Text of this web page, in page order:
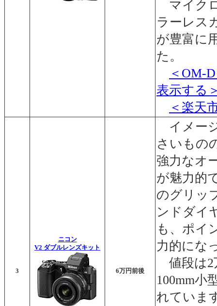
マイク
ラーレス
が豊富に
た。
＜OM-
表示する
＜楽天
3
ニコン
V2 ダブルレンズキット
6万円前後
イメー
さいもの
強力なオ
が魅力的
のグリッ
ンドダイ
も、ポイ
力的にな
値段は2
100mm小
れていま